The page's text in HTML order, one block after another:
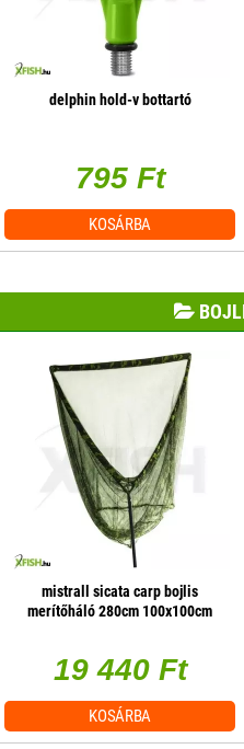
delphin hold-v bottartó
795 Ft
KOSÁRBA
mistrall sicata carp bojlis
merítőháló 280cm 100x100cm
19 440 Ft
KOSÁRBA